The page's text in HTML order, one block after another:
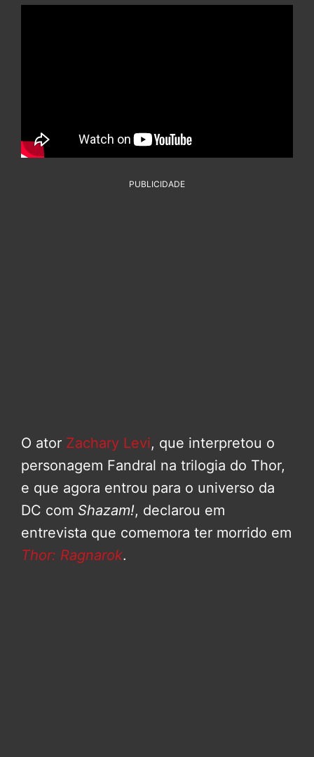
PUBLICIDADE
O ator Zachary Levi, que interpretou o
personagem Fandral na trilogia do Thor,
e que agora entrou para o universo da
DC com Shazam!, declarou em
entrevista que comemora ter morrido em
Thor: Ragnarok.